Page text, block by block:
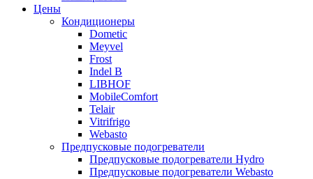
Цены
Кондиционеры
Dometic
Meyvel
Frost
Indel B
LIBHOF
MobileComfort
Telair
Vitrifrigo
Webasto
Предпусковые подогреватели
Предпусковые подогреватели Hydro
Предпусковые подогреватели Webasto